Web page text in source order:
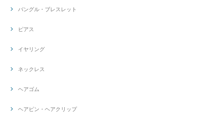
バングル・ブレスレット
ピアス
イヤリング
ネックレス
ヘアゴム
ヘアピン・ヘアクリップ